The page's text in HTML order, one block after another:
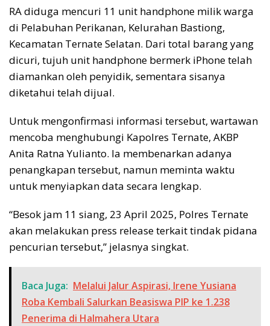
RA diduga mencuri 11 unit handphone milik warga
di Pelabuhan Perikanan, Kelurahan Bastiong,
Kecamatan Ternate Selatan. Dari total barang yang
dicuri, tujuh unit handphone bermerk iPhone telah
diamankan oleh penyidik, sementara sisanya
diketahui telah dijual.
Untuk mengonfirmasi informasi tersebut, wartawan
mencoba menghubungi Kapolres Ternate, AKBP
Anita Ratna Yulianto. Ia membenarkan adanya
penangkapan tersebut, namun meminta waktu
untuk menyiapkan data secara lengkap.
“Besok jam 11 siang, 23 April 2025, Polres Ternate
akan melakukan press release terkait tindak pidana
pencurian tersebut,” jelasnya singkat.
Baca Juga: Melalui Jalur Aspirasi, Irene Yusiana
Roba Kembali Salurkan Beasiswa PIP ke 1.238
Penerima di Halmahera Utara